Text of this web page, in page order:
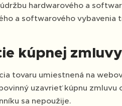
hardwarového a
a softwarového vybavenia
kúpnej zmluvy
tovaru umiestnená na
uzavrieť kúpnu
sa nepoužije.